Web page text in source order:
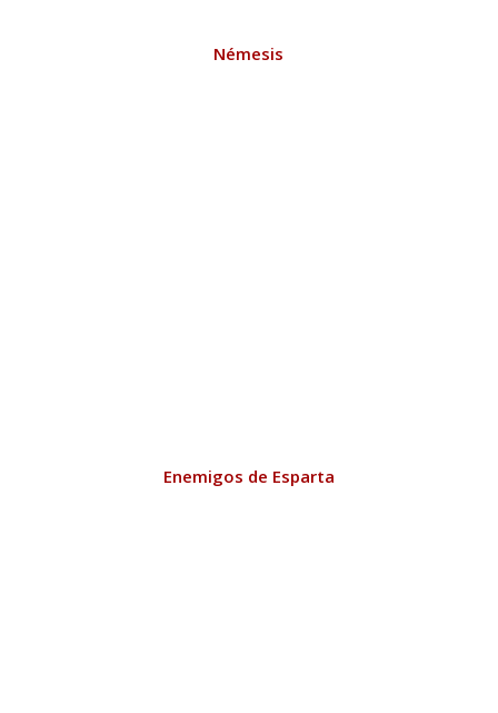
Némesis
Enemigos de Esparta